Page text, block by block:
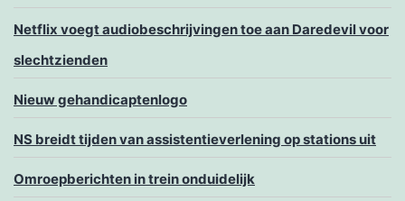
Netflix voegt audiobeschrijvingen toe aan Daredevil voor
slechtzienden
Nieuw gehandicaptenlogo
NS breidt tijden van assistentieverlening op stations uit
Omroepberichten in trein onduidelijk